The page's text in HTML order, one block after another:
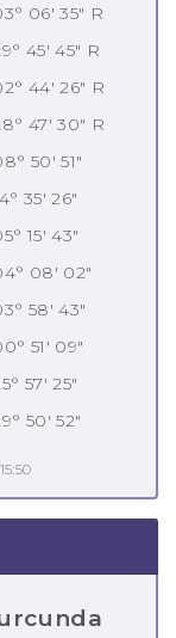
06' 35" R
45' 45" R
44' 26" R
47' 30" R
50' 51"
35' 26"
15' 43"
08' 02"
58' 43"
51' 09"
57' 25"
50' 52"